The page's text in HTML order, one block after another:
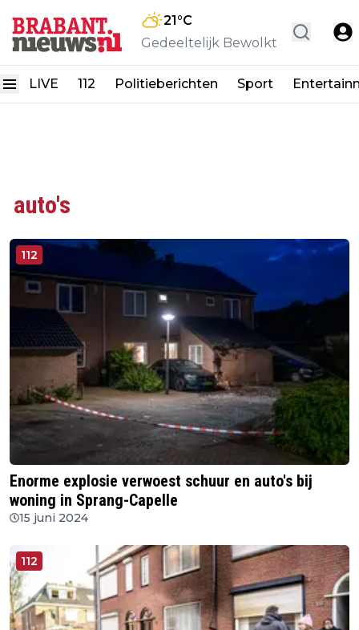
21 °C
Gedeeltelijk Bewolkt
LIVE 112 Politieberichten Sport
auto's
112
Enorme explosie verwoest schuur en auto's bij
woning in Sprang-Capelle
15 juni 2024
112